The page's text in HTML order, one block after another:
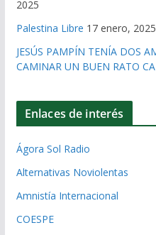
2025
Palestina Libre 17 enero, 2025
JESÚS PAMPÍN TENÍA DOS
CAMINAR UN BUEN RATO
Enlaces de interés
Ágora Sol Radio
Alternativas Noviolentas
Amnistía Internacional
COESPE